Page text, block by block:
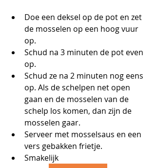
Doe een deksel op de pot en zet
de mosselen op een hoog vuur
op.
Schud na 3 minuten de pot even
op.
Schud ze na 2 minuten nog eens
op. Als de schelpen net open
gaan en de mosselen van de
schelp los komen, dan zijn de
mosselen gaar.
Serveer met mosselsaus en een
vers gebakken frietje.
Smakelijk